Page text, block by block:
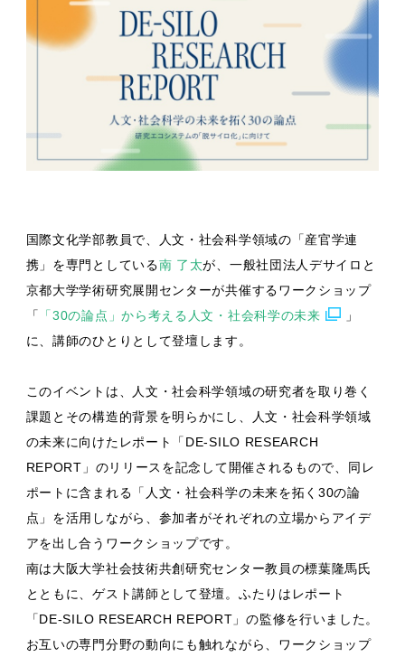
国際文化学部教員で、人文・社会科学領域の「産官学連
携」を専門としている南 了太が、一般社団法人デサイロと
京都大学学術研究展開センターが共催するワークショップ
「
「30の論点」から考える人文・社会科学の未来
」
に、講師のひとりとして登壇します。
このイベントは、人文・社会科学領域の研究者を取り巻く
課題とその構造的背景を明らかにし、人文・社会科学領域
の未来に向けたレポート「DE-SILO RESEARCH
REPORT」のリリースを記念して開催されるもので、同レ
ポートに含まれる「人文・社会科学の未来を拓く30の論
点」を活用しながら、参加者がそれぞれの立場からアイデ
アを出し合うワークショップです。
南は大阪大学社会技術共創研究センター教員の標葉隆馬氏
とともに、ゲスト講師として登壇。ふたりはレポート
「DE-SILO RESEARCH REPORT」の監修を行いました。
お互いの専門分野の動向にも触れながら、ワークショップ